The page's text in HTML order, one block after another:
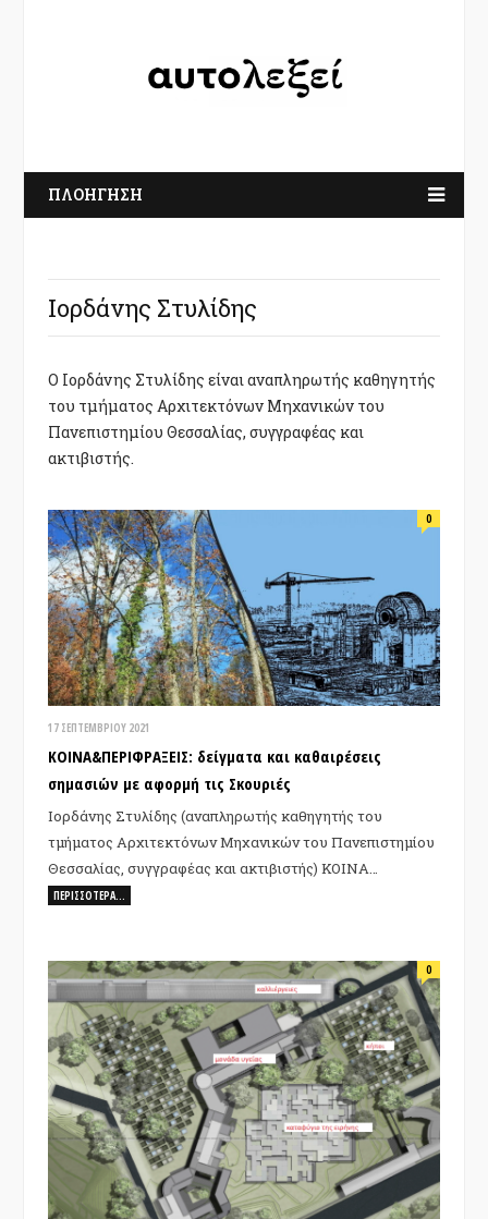
ΠΛΟΗΓΗΣΗ
Ιορδάνης Στυλίδης
Ο Ιορδάνης Στυλίδης είναι αναπληρωτής καθηγητής
του τμήματος Αρχιτεκτόνων Μηχανικών του
Πανεπιστημίου Θεσσαλίας, συγγραφέας και
ακτιβιστής.
17 ΣΕΠΤΕΜΒΡΊΟΥ 2021
0
ΚΟΙΝΑ&ΠΕΡΙΦΡΑΞΕΙΣ: δείγματα και καθαιρέσεις
σημασιών με αφορμή τις Σκουριές
Ιορδάνης Στυλίδης (αναπληρωτής καθηγητής του
τμήματος Αρχιτεκτόνων Μηχανικών του Πανεπιστημίου
Θεσσαλίας, συγγραφέας και ακτιβιστής) ΚΟΙΝΑ…
ΠΕΡΙΣΣΌΤΕΡΑ…
0